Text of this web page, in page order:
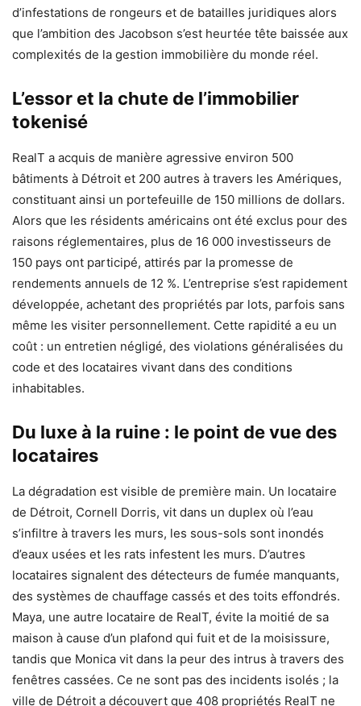
d’infestations de rongeurs et de batailles juridiques alors
que l’ambition des Jacobson s’est heurtée tête baissée aux
complexités de la gestion immobilière du monde réel.
L’essor et la chute de l’immobilier
tokenisé
RealT a acquis de manière agressive environ 500
bâtiments à Détroit et 200 autres à travers les Amériques,
constituant ainsi un portefeuille de 150 millions de dollars.
Alors que les résidents américains ont été exclus pour des
raisons réglementaires, plus de 16 000 investisseurs de
150 pays ont participé, attirés par la promesse de
rendements annuels de 12 %. L’entreprise s’est rapidement
développée, achetant des propriétés par lots, parfois sans
même les visiter personnellement. Cette rapidité a eu un
coût : un entretien négligé, des violations généralisées du
code et des locataires vivant dans des conditions
inhabitables.
Du luxe à la ruine : le point de vue des
locataires
La dégradation est visible de première main. Un locataire
de Détroit, Cornell Dorris, vit dans un duplex où l’eau
s’infiltre à travers les murs, les sous-sols sont inondés
d’eaux usées et les rats infestent les murs. D’autres
locataires signalent des détecteurs de fumée manquants,
des systèmes de chauffage cassés et des toits effondrés.
Maya, une autre locataire de RealT, évite la moitié de sa
maison à cause d’un plafond qui fuit et de la moisissure,
tandis que Monica vit dans la peur des intrus à travers des
fenêtres cassées. Ce ne sont pas des incidents isolés ; la
ville de Détroit a découvert que 408 propriétés RealT ne